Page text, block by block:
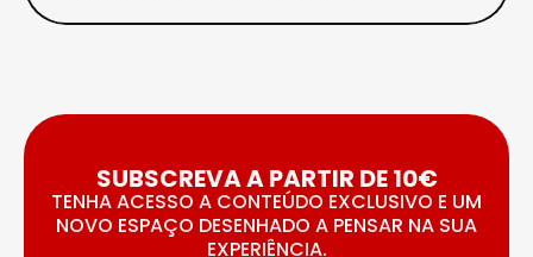
SUBSCREVA A PARTIR DE 10€
TENHA ACESSO A CONTEÚDO EXCLUSIVO E UM
NOVO ESPAÇO DESENHADO A PENSAR NA SUA
EXPERIÊNCIA.